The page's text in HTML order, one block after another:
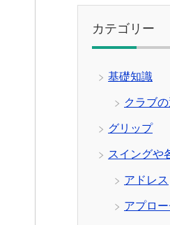
カテゴリー
基礎知識
クラブ
グリップ
スイングや
アドレス
アプロ